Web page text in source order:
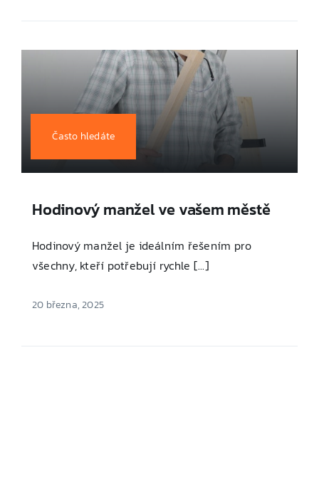
Často hledáte
Hodinový manžel ve vašem městě
Hodinový manžel je ideálním řešením pro
všechny, kteří potřebují rychle [...]
20 března, 2025